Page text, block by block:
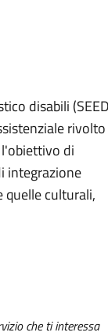
disabili
di
integrazione
culturali,
che ti interessa